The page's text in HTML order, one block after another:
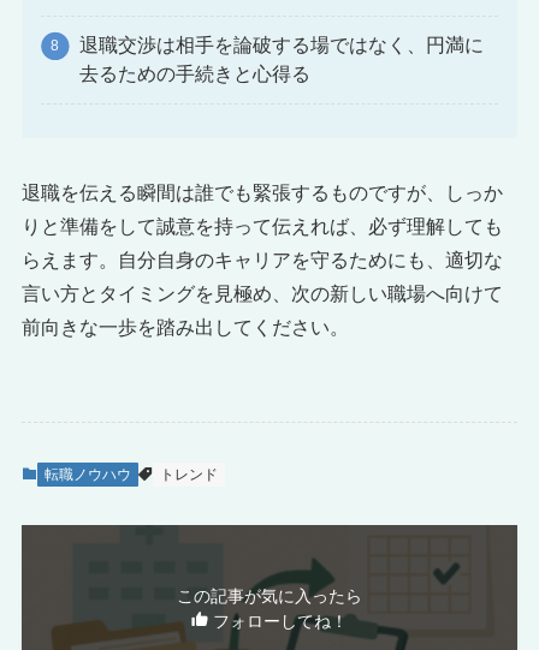
退職交渉は相手を論破する場ではなく、円満に
去るための手続きと心得る
退職を伝える瞬間は誰でも緊張するものですが、しっか
りと準備をして誠意を持って伝えれば、必ず理解しても
らえます。自分自身のキャリアを守るためにも、適切な
言い方とタイミングを見極め、次の新しい職場へ向けて
前向きな一歩を踏み出してください。
転職ノウハウ トレンド
この記事が気に入ったら
フォローしてね！